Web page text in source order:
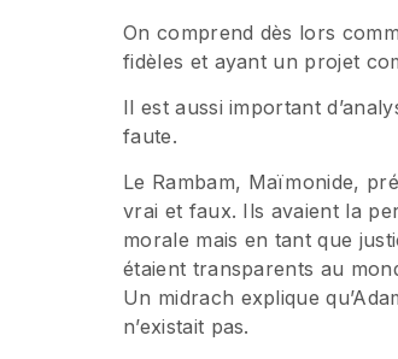
On comprend dès lors
fidèles et ayant un projet
Il est aussi important
faute.
Le Rambam, Maïmonide,
vrai et faux. Ils avaient la
morale mais en tant que
étaient transparents au
Un midrach explique
n’existait pas.